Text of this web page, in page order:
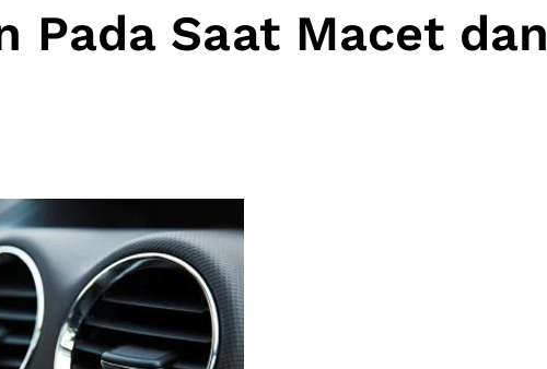
Pada Saat Macet dan